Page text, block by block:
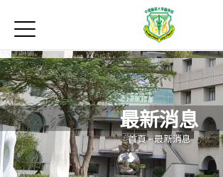
最新消息
Open submenu (關於本院)
關於本院
Open submenu (學院成員)
學院成員
學術單位
Jump to Navigation
Jump to Main content
最新消息
您在這裡
首頁-最新消息